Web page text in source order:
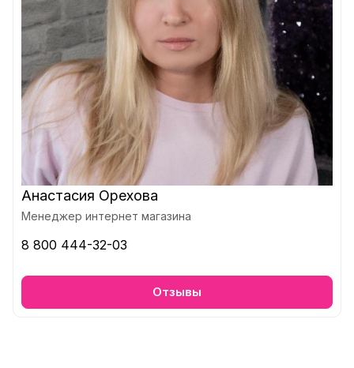
Анастасия Орехова
Менеджер интернет магазина
8 800 444-32-03
Отзывы